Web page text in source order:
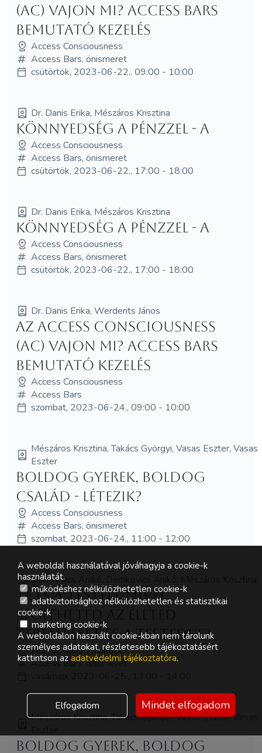
(AC) vajon mi? Access Bars
bemutató kezelés
Access Consciousness
Access Bars, önismeret
csütörtök, 2023-06-22., 09:00 - 10:00
Dr. Danis Erika, Mészáros Krisztina
Könnyedség a pénzzel - a
Access Consciousness
Access Bars, önismeret
csütörtök, 2023-06-22., 17:00 - 18:00
Dr. Danis Erika, Mészáros Krisztina
Könnyedség a pénzzel - a
Access Consciousness
Access Bars, önismeret
csütörtök, 2023-06-22., 17:00 - 18:00
Dr. Danis Erika, Werderits János
Az Access Consciousness
(AC) vajon mi? Access Bars
bemutató kezelés
Access Consciousness
Access Bars
szombat, 2023-06-24., 09:00 - 10:00
Mészáros Krisztina, Takács Györgyi, Vasas Eszter, Vasas
Eszter
Boldog gyerek, boldog
család - létezik?
Access Consciousness
Access Bars, önismeret
szombat, 2023-06-24., 11:00 - 12:00
Demkovics Anikó, Demkovics Anikó, Mészáros Krisztina
Te és a tested. Mivel
segítheted az életed
teremtését és a testedet?
Access Consciousness
Access Bars, önismeret
Mészáros Krisztina, Takács Györgyi, Vasas Eszter, Vasas
Boldog gyerek, boldog
A weboldal használatával jóváhagyja a cookie-k
használatát.
működéshez nélkülözhetetlen cookie-k
adatbiztonsághoz nélkülözhetetlen és statisztikai
cookie-k
marketing cookie-k
A weboldalon használt cookie-kban nem tárolunk
személyes adatokat, részletesebb tájékoztatásért
kattintson az adatvédelmi tájékoztatóra.
Elfogadom Mindet elfogadom